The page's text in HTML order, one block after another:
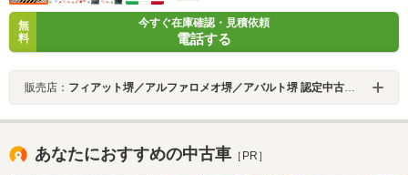
無
料
今すぐ在庫確認・見積依頼
電話する
販売店： フィアット堺／アルファロメオ堺／アバルト堺 認定中古車オートエキスパートセンター
あなたにおすすめの中古車 ［PR］